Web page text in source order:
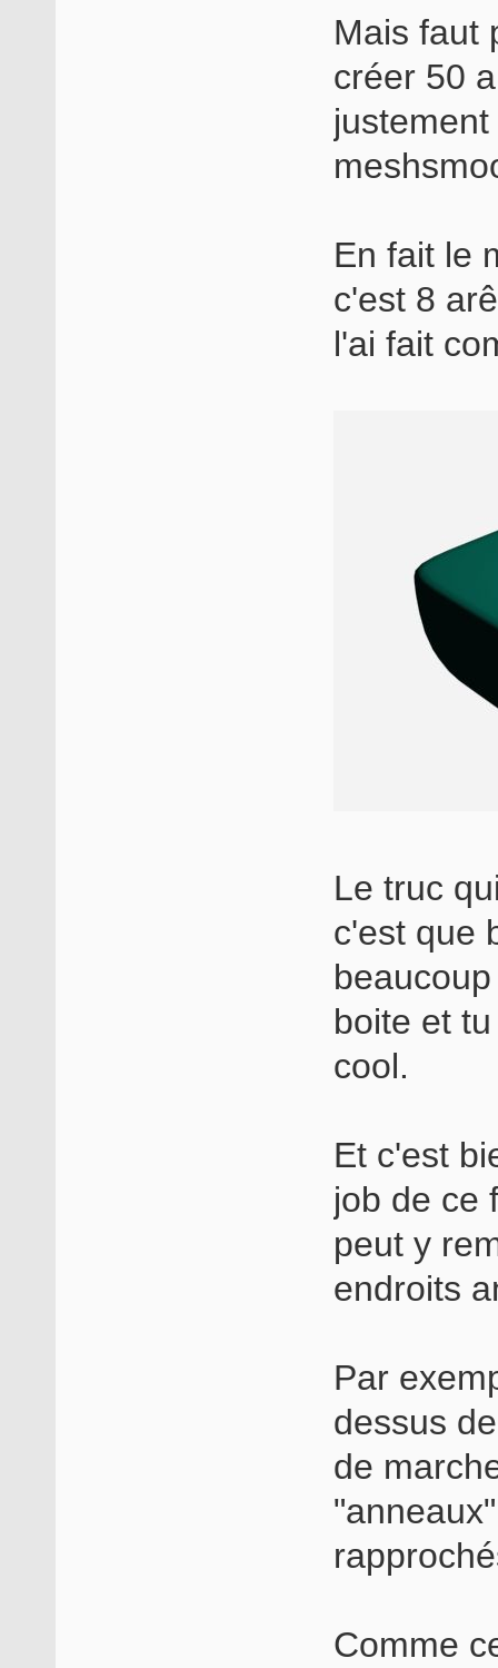
Mais faut
créer 50
En fait le
c'est 8
l'ai fait
Le truc
c'est que
boite et
cool.
Et c'est
job de ce
peut y
endroits
Par
dessus
de
Comme